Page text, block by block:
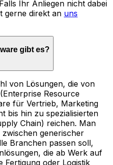
Ihr Anliegen nicht dabei
gerne direkt an uns
gibt es?
von Lösungen, die von
Resource
für Vertrieb, Marketing
bis hin zu spezialisierten
Chain) reichen. Man
generischer
Branchen passen soll,
die ab Werk auf
Fertigung oder Logistik